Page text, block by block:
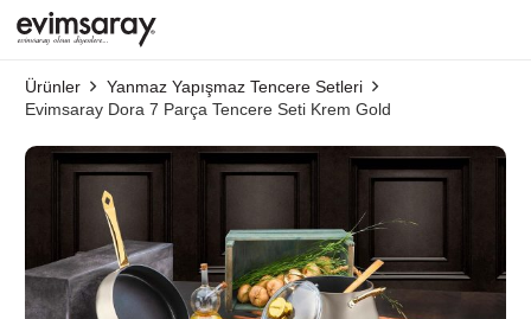
Ürünler
Yanmaz Yapışmaz Tencere Setleri
Evimsaray Dora 7 Parça Tencere Seti Krem Gold